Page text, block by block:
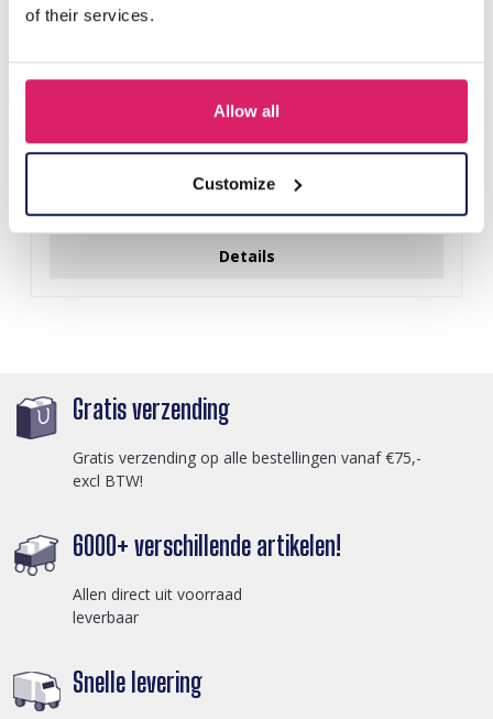
of their services.
Allow all
Customize
Login voor prijzen
Details
Gratis verzending
Gratis verzending op alle bestellingen vanaf €75,-
excl BTW!
6000+ verschillende artikelen!
Allen direct uit voorraad
leverbaar
Snelle levering